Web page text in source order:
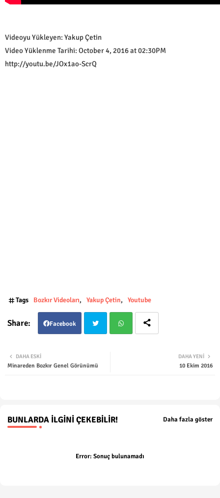
Videoyu Yükleyen: Yakup Çetin
Video Yüklenme Tarihi: October 4, 2016 at 02:30PM
http://youtu.be/JOx1ao-ScrQ
Tags Bozkır Videoları Yakup Çetin Youtube
Facebook
ter
DAHA YENI
10 Ekim 2016
DAHA ESKI
Minareden Bozkır Genel Görünümü
BUNLARDA İLGINI ÇEKEBILIR! Daha fazla göster
Error: Sonuç bulunamadı